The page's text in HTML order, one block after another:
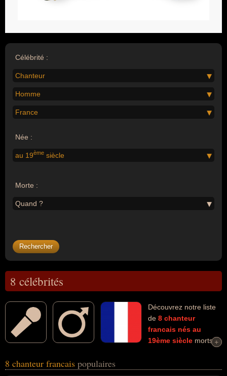
Célébrité :
Chanteur
Homme
France
Née :
au 19ème siècle
Morte :
Quand ?
8 célébrités
Découvrez notre liste
de 8 chanteur
francais nés au
19ème siècle morts et
François Delsarte, Caroline Otero, Gaston Ouvrard, Hervé, Saint-
+
+
8 chanteur francais populaires